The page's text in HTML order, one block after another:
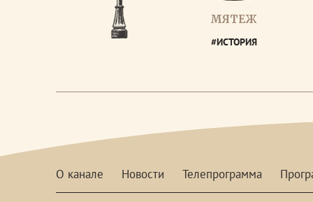
МЯТЕЖ
#ИСТОРИЯ
О канале Новости Телепрограмма